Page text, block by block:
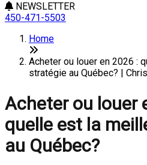
NEWSLETTER
450-471-5503
Home
Acheter ou louer en 2026 :
stratégie au Québec? |
Acheter ou louer
quelle est la
au Québec?